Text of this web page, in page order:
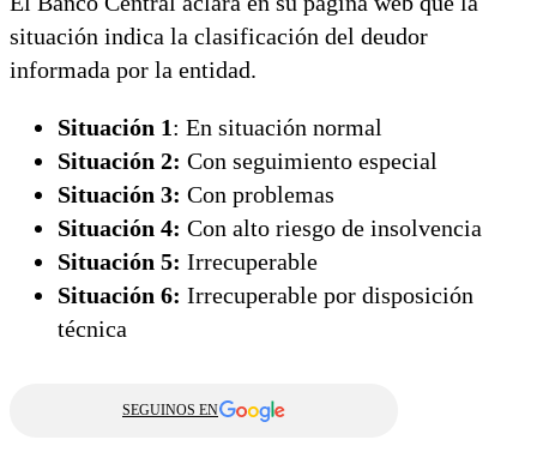
situación indica la clasificación del deudor
informada por la entidad.
Situación 1: En situación normal
Situación 2: Con seguimiento especial
Situación 3: Con problemas
Situación 4: Con alto riesgo de insolvencia
Situación 5: Irrecuperable
Situación 6: Irrecuperable por disposición
técnica
SEGUINOS EN